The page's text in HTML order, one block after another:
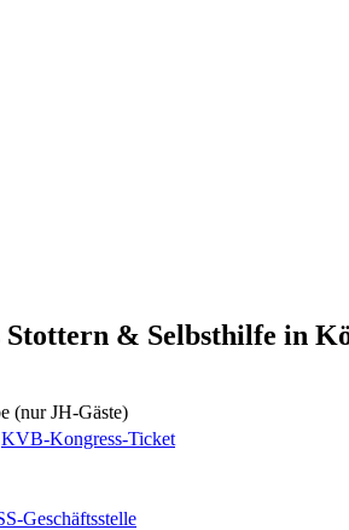
Stottern & Selbsthilfe in
(nur JH-Gäste)
KVB-Kongress-Ticket
Geschäftsstelle